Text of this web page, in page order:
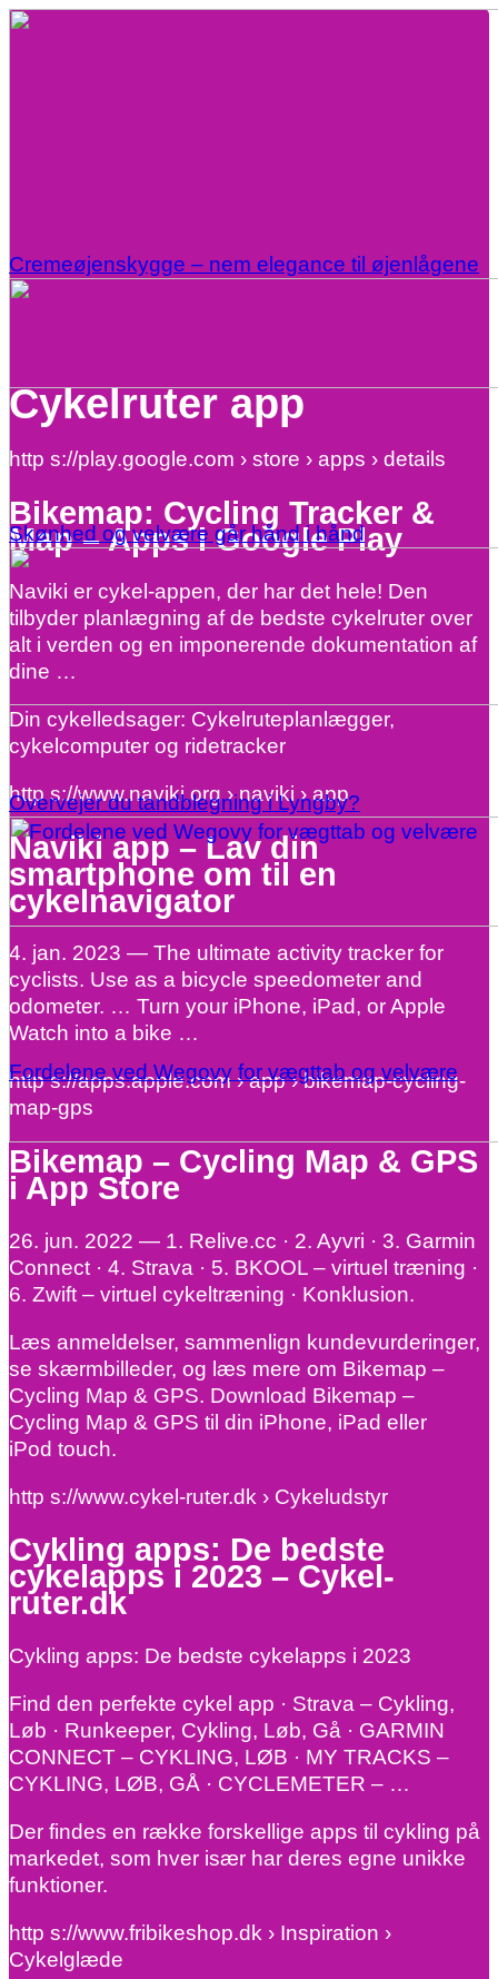
Cremeøjenskygge – nem elegance til øjenlågene
Skønhed og velvære går hånd i hånd
Overvejer du tandblegning i Lyngby?
Fordelene ved Wegovy for vægttab og velvære
Cykelruter app
http s://play.google.com › store › apps › details
Bikemap: Cycling Tracker &
Map – Apps i Google Play
Naviki er cykel-appen, der har det hele! Den
tilbyder planlægning af de bedste cykelruter over
alt i verden og en imponerende dokumentation af
dine …
Din cykelledsager: Cykelruteplanlægger,
cykelcomputer og ridetracker
http s://www.naviki.org › naviki › app
Naviki app – Lav din
smartphone om til en
cykelnavigator
4. jan. 2023 — The ultimate activity tracker for
cyclists. Use as a bicycle speedometer and
odometer. … Turn your iPhone, iPad, or Apple
Watch into a bike …
http s://apps.apple.com › app › bikemap-cycling-
map-gps
Bikemap – Cycling Map & GPS
i App Store
26. jun. 2022 — 1. Relive.cc · 2. Ayvri · 3. Garmin
Connect · 4. Strava · 5. BKOOL – virtuel træning ·
6. Zwift – virtuel cykeltræning · Konklusion.
Læs anmeldelser, sammenlign kundevurderinger,
se skærmbilleder, og læs mere om Bikemap –
Cycling Map & GPS. Download Bikemap –
Cycling Map & GPS til din iPhone, iPad eller
iPod touch.
http s://www.cykel-ruter.dk › Cykeludstyr
Cykling apps: De bedste
cykelapps i 2023 – Cykel-
ruter.dk
Cykling apps: De bedste cykelapps i 2023
Find den perfekte cykel app · Strava – Cykling,
Løb · Runkeeper, Cykling, Løb, Gå · GARMIN
CONNECT – CYKLING, LØB · MY TRACKS –
CYKLING, LØB, GÅ · CYCLEMETER – …
Der findes en række forskellige apps til cykling på
markedet, som hver især har deres egne unikke
funktioner.
http s://www.fribikeshop.dk › Inspiration ›
Cykelglæde